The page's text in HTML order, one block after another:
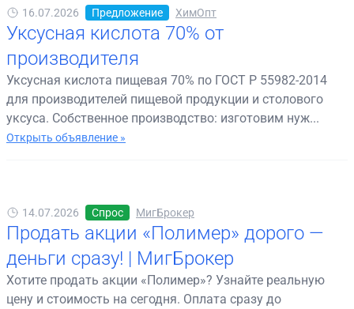
16.07.2026 Предложение ХимОпт
Уксусная кислота 70% от
производителя
Уксусная кислота пищевая 70% по ГОСТ Р 55982-2014
для производителей пищевой продукции и столового
уксуса. Собственное производство: изготовим нуж...
Открыть объявление »
14.07.2026 Спрос МигБрокер
Продать акции «Полимер» дорого —
деньги сразу! | МигБрокер
Хотите продать акции «Полимер»? Узнайте реальную
цену и стоимость на сегодня. Оплата сразу до